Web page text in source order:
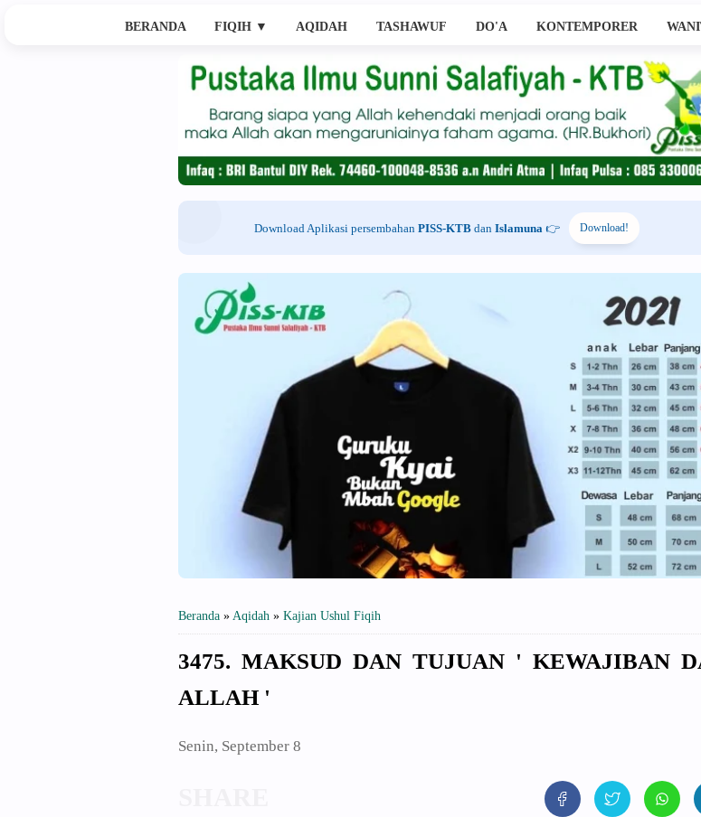
BERANDA FIQIH ▼ AQIDAH TASHAWUF DO'A KONTEMPORER
Download Aplikasi persembahan PISS-KTBdan Islamuna 👉 Download!
Beranda » Aqidah » Kajian Ushul Fiqih
3475. MAKSUD DAN TUJUAN ' KEWAJIBAN
ALLAH '
Senin, September 8